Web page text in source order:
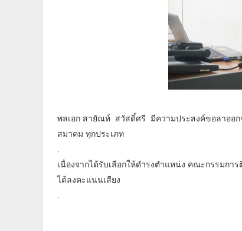
พลเอก สายัณห์ สวัสดิ์ศรี มีความประสงค์ขอลาออก
สมาคม ทุกประเภท
.
เนื่องจากได้รับเลือกให้ดำรงตำแหน่ง คณะกรรมก
ได้ลงคะแนนเสียง
.